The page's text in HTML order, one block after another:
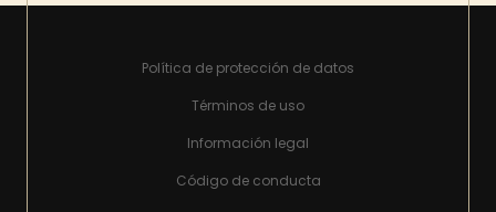
Política de protección de datos
Términos de uso
Información legal
Código de conducta